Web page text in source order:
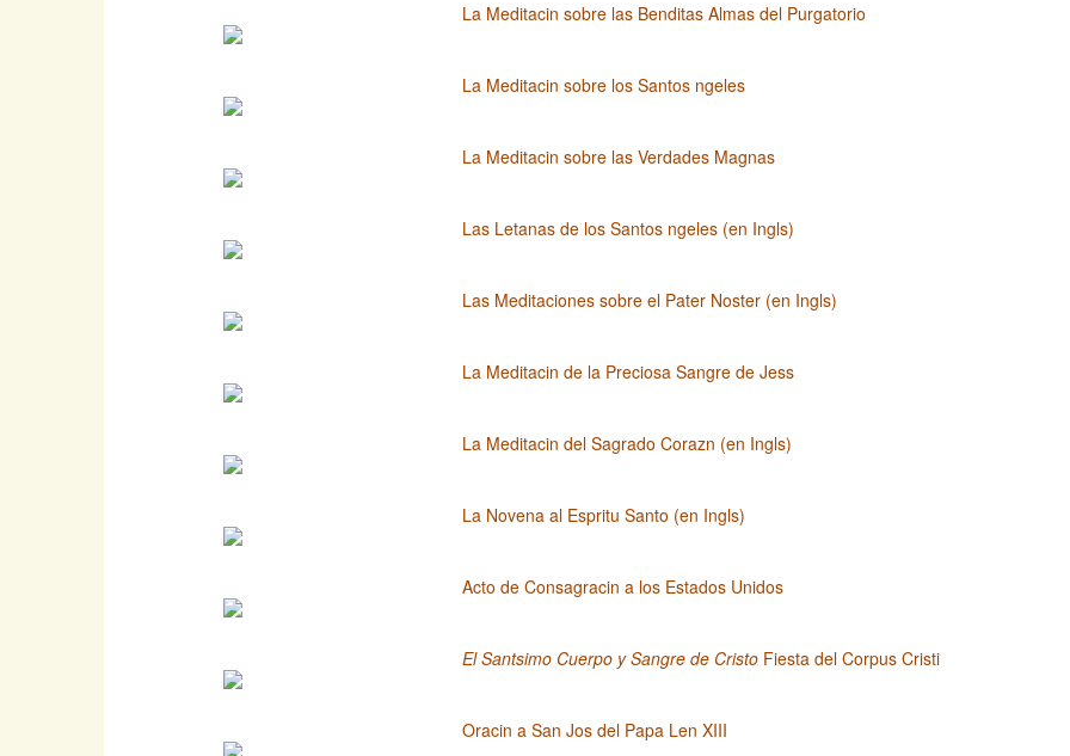
La Meditacin sobre las Benditas Almas del Purgatorio
La Meditacin sobre los Santos ngeles
La Meditacin sobre las Verdades Magnas
Las Letanas de los Santos ngeles (en Ingls)
Las Meditaciones sobre el Pater Noster (en Ingls)
La Meditacin de la Preciosa Sangre de Jess
La Meditacin del Sagrado Corazn (en Ingls)
La Novena al Espritu Santo (en Ingls)
Acto de Consagracin a los Estados Unidos
El Santsimo Cuerpo y Sangre de Cristo Fiesta del Corpus Cristi
Oracin a San Jos del Papa Len XIII